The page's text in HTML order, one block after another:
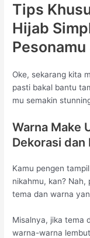
Tips
Hijab
Oke, sekarang kita
pasti bakal bantu
mu semakin
Warna Make
Dekorasi dan
Kamu pengen
nikahmu, kan?
tema dan warna
Misalnya, jika tema
warna-warna